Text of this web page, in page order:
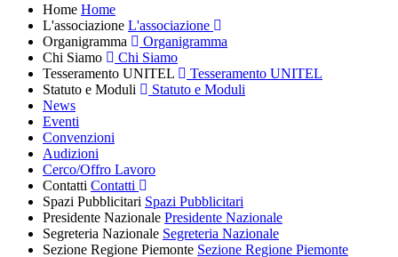
Home Home
L'associazione L'associazione
Organigramma
Organigramma
Chi Siamo
Chi Siamo
Tesseramento UNITEL
Tesseramento UNITEL
Statuto e Moduli
Statuto e Moduli
News
Eventi
Convenzioni
Audizioni
Cerco/Offro Lavoro
Contatti Contatti
Spazi Pubblicitari Spazi Pubblicitari
Presidente Nazionale Presidente Nazionale
Segreteria Nazionale Segreteria Nazionale
Sezione Regione Piemonte Sezione Regione Piemonte